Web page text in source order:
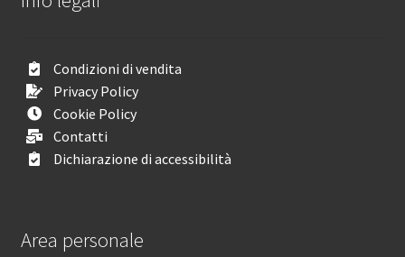
Condizioni di vendita
Privacy Policy
Cookie Policy
Contatti
Dichiarazione di accessibilità
Area personale